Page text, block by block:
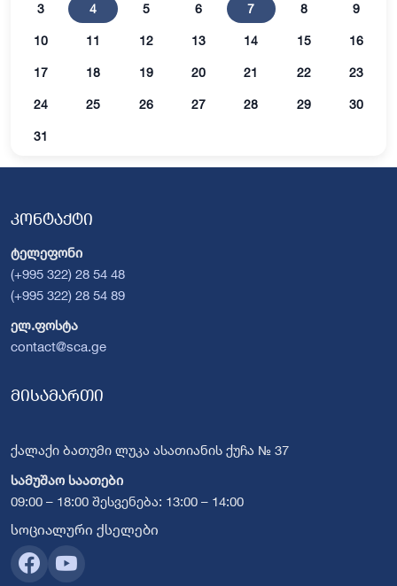
3 4 5 6 7 8 9
10 11 12 13 14 15 16
17 18 19 20 21 22 23
24 25 26 27 28 29 30
31
კონტაქტი
ტელეფონი
(+995 322) 28 54 48
(+995 322) 28 54 89
ელ.ფოსტა
contact@sca.ge
მისამართი
ქალაქი ბათუმი ლუკა ასათიანის ქუჩა № 37
სამუშაო საათები
09:00 – 18:00 შესვენება: 13:00 – 14:00
სოციალური ქსელები